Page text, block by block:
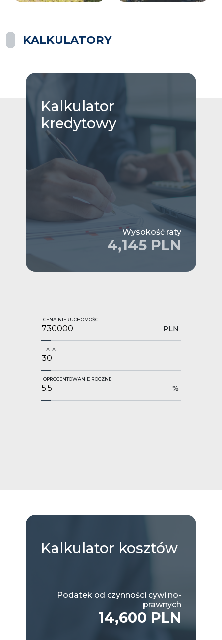
KALKULATORY
Kalkulator
kredytowy
Wysokość raty
4,145 PLN
CENA NIERUCHOMOŚCI
PLN
LATA
OPROCENTOWANIE ROCZNE
%
Kalkulator kosztów
Podatek od czynności cywilno-
prawnych
14,600 PLN